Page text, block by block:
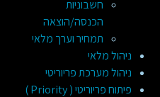
חשבוניות
הכנסה/הוצאה
תמחיר וערך מלאי
ניהול מלאי
ניהול מערכת פריוריטי
פיתוח פריוריטי ( Priority )